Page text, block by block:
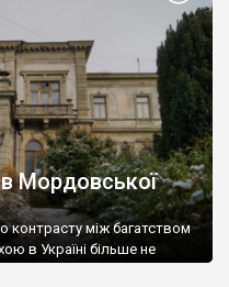
Мордовської
контрасту між багатством
в Україні більше не